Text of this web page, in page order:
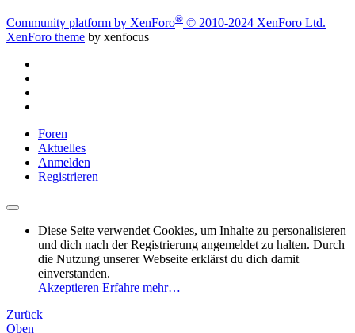
Community platform by XenForo® © 2010-2024 XenForo Ltd.
XenForo theme by xenfocus
Foren
Aktuelles
Anmelden
Registrieren
Diese Seite verwendet Cookies, um Inhalte zu personalisieren
und dich nach der Registrierung angemeldet zu halten. Durch
die Nutzung unserer Webseite erklärst du dich damit
einverstanden.
Akzeptieren Erfahre mehr…
Zurück
Oben